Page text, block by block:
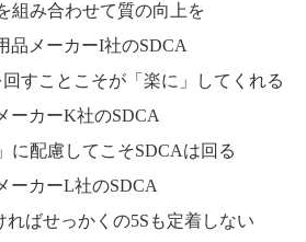
組み合わせて質の向上を
品メーカーI社のSDCA
ことこそが「楽に」してくれる
ーカーK社のSDCA
配慮してこそSDCAは回る
ーカーL社のSDCA
ばせっかくの5Sも定着しない